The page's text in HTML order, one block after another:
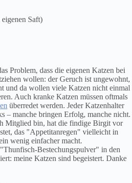
Saft)
Problem, dass die eigenen Katzen bei
wollen: der Geruch ist ungewohnt,
und da wollen viele Katzen nicht einmal
Auch kranke Katzen müssen oftmals
überredet werden. Jeder Katzenhalter
– manche bringen Erfolg, manche nicht.
Mitglied bin, hat die findige Birgit vor
das "Appetitanregen" vielleicht in
wenig einfacher macht.
Bestechungspulver" in den
meine Katzen sind begeistert. Danke